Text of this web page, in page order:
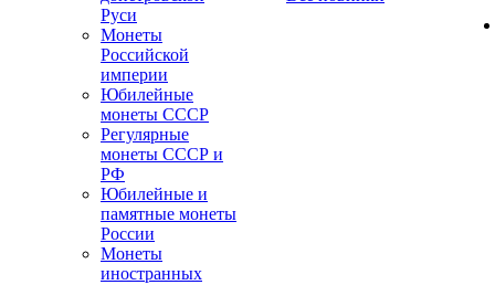
Руси
Монеты
Российской
империи
Юбилейные
монеты СССР
Регулярные
монеты СССР и
РФ
Юбилейные и
памятные монеты
России
Монеты
иностранных